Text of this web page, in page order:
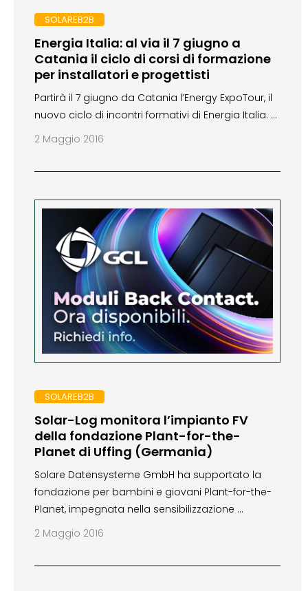
SOLAREB2B
Energia Italia: al via il 7 giugno a
Catania il ciclo di corsi di formazione
per installatori e progettisti
Partirà il 7 giugno da Catania l’Energy ExpoTour, il
nuovo ciclo di incontri formativi di Energia Italia. …
2 Maggio 2016
SOLAREB2B
Solar-Log monitora l’impianto FV
della fondazione Plant-for-the-
Planet di Uffing (Germania)
Solare Datensysteme GmbH ha supportato la
fondazione per bambini e giovani Plant-for-the-
Planet, impegnata nella sensibilizzazione …
2 Maggio 2016